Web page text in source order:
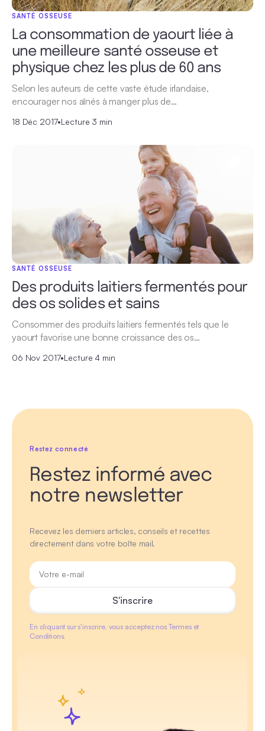
SANTÉ OSSEUSE
La consommation de yaourt liée à
une meilleure santé osseuse et
physique chez les plus de 60 ans
Selon les auteurs de cette vaste étude irlandaise,
encourager nos aînés à manger plus de…
18 Déc 2017•Lecture 3 min
SANTÉ OSSEUSE
Des produits laitiers fermentés pour
des os solides et sains
Consommer des produits laitiers fermentés tels que le
yaourt favorise une bonne croissance des os…
06 Nov 2017•Lecture 4 min
Restez connecté
Restez informé avec
notre newsletter
Recevez les derniers articles, conseils et recettes
directement dans votre boîte mail.
En cliquant sur s'inscrire, vous acceptez nos Termes et
Conditions.